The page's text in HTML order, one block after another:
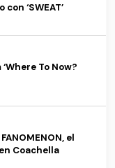
‘SWEAT’
To Now?
el
Coachella